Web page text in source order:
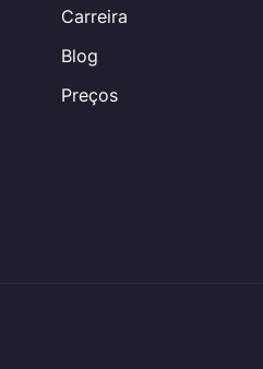
Carreira
Blog
Preços